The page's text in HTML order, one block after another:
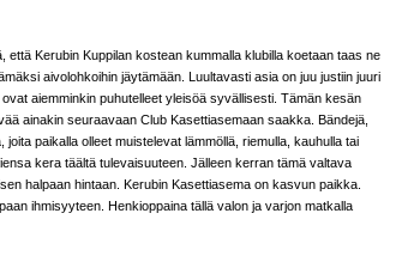
että Kerubin Kuppilan kostean kummalla klubilla koetaan taas ne
aivolohkoihin jäytämään. Luultavasti asia on juu justiin juuri
aiemminkin puhutelleet yleisöä syvällisesti. Tämän kesän
ainakin seuraavaan Club Kasettiasemaan saakka. Bändejä,
paikalla olleet muistelevat lämmöllä, riemulla, kauhulla tai
kera täältä tulevaisuuteen. Jälleen kerran tämä valtava
halpaan hintaan. Kerubin Kasettiasema on kasvun paikka.
ihmisyyteen. Henkioppaina tällä valon ja varjon matkalla